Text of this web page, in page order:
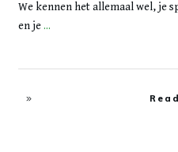
We kennen het allemaal wel, je
en je...